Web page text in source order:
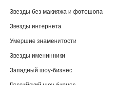
Звезды без макияжа и фотошопа
Звезды интернета
Умершие знаменитости
Звезды именинники
Западный шоу-бизнес